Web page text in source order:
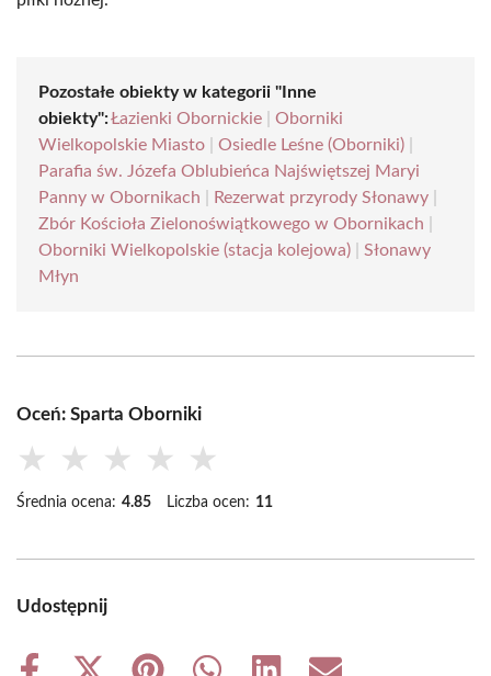
Pozostałe obiekty w kategorii "Inne
obiekty":Łazienki Obornickie
Oborniki
Wielkopolskie Miasto
Osiedle Leśne (Oborniki)
Parafia św. Józefa Oblubieńca Najświętszej Maryi
Panny w Obornikach
Rezerwat przyrody Słonawy
Zbór Kościoła Zielonoświątkowego w Obornikach
Oborniki Wielkopolskie (stacja kolejowa)
Słonawy
Młyn
Oceń: Sparta Oborniki
★ ★ ★ ★ ★
Średnia ocena: 4.85 Liczba ocen: 11
Udostępnij